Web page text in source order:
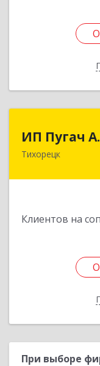
ИП Пугач
Тихорецк
Клиентов на
352114,
При выборе